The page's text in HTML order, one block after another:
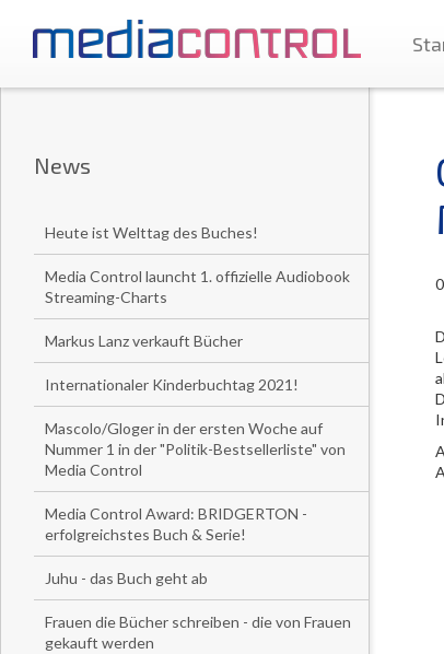
News
Heute ist Welttag des Buches!
Media Control launcht 1. offizielle Audiobook
Streaming-Charts
Markus Lanz verkauft Bücher
Internationaler Kinderbuchtag 2021!
Mascolo/Gloger in der ersten Woche auf
Nummer 1 in der "Politik-Bestsellerliste" von
Media Control
Media Control Award: BRIDGERTON -
erfolgreichstes Buch & Serie!
Juhu - das Buch geht ab
Frauen die Bücher schreiben - die von Frauen
gekauft werden